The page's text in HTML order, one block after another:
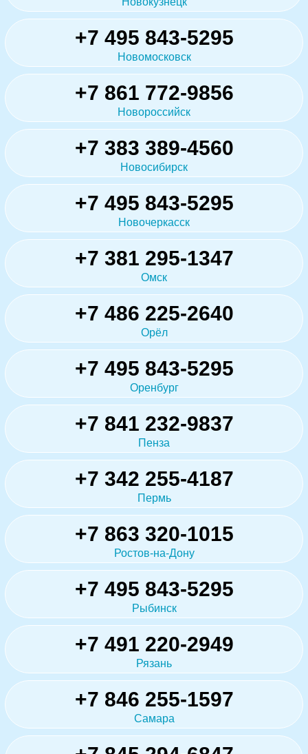
+7 495 843-5295
Новомосковск
+7 861 772-9856
Новороссийск
+7 383 389-4560
Новосибирск
+7 495 843-5295
Новочеркасск
+7 381 295-1347
Омск
+7 486 225-2640
Орёл
+7 495 843-5295
Оренбург
+7 841 232-9837
Пенза
+7 342 255-4187
Пермь
+7 863 320-1015
Ростов-на-Дону
+7 495 843-5295
Рыбинск
+7 491 220-2949
Рязань
+7 846 255-1597
Самара